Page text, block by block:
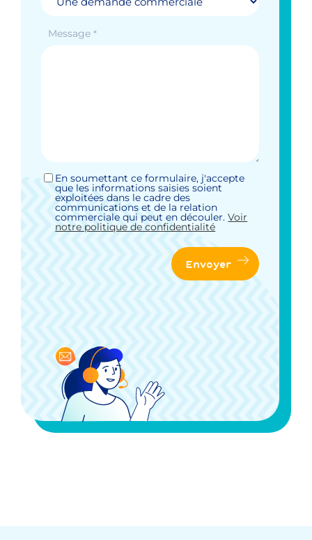
Message *
Sans
titre
En soumettant ce formulaire, j'accepte
que les informations saisies soient
exploitées dans le cadre des
communications et de la relation
commerciale qui peut en découler.Voir
notre politique de confidentialité